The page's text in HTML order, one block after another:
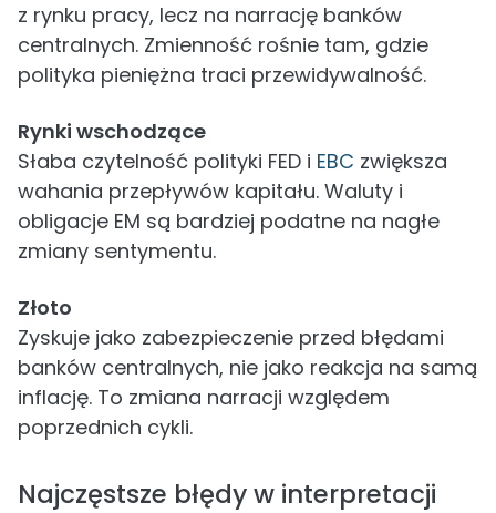
z rynku pracy, lecz na narrację banków
centralnych. Zmienność rośnie tam, gdzie
polityka pieniężna traci przewidywalność.
Rynki wschodzące
Słaba czytelność polityki FED i EBC zwiększa
wahania przepływów kapitału. Waluty i
obligacje EM są bardziej podatne na nagłe
zmiany sentymentu.
Złoto
Zyskuje jako zabezpieczenie przed błędami
banków centralnych, nie jako reakcja na samą
inflację. To zmiana narracji względem
poprzednich cykli.
Najczęstsze błędy w interpretacji